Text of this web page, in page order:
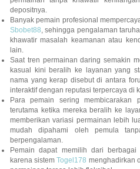
depositnya.
Banyak pemain profesional
Sbobet88, sehingga pengalaman
khawatir masalah keamanan atau
lain.
Saat tren permainan daring semakin
kasual kini beralih ke layanan yang
nama yang kerap disebut di antara
interaktif dengan reputasi terpercaya di
Para pemain sering membicarakan
terutama ketika mereka beralih ke
memberikan variasi permainan lebih
mudah dipahami oleh pemula
berpengalaman.
Pemain dapat memilih dari
karena sistemTogel178 menghadirkan